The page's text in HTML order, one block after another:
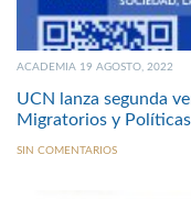
ACADEMIA 19 AGOSTO, 2022
UCN lanza segunda
Migratorios y
SIN COMENTARIOS